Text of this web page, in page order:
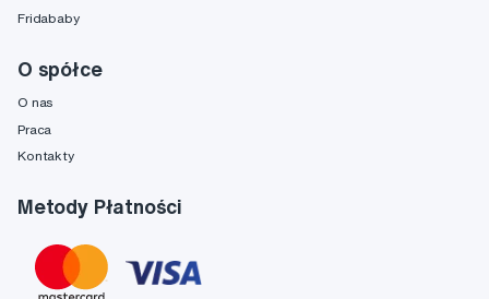
Fridababy
O spółce
O nas
Praca
Kontakty
Metody Płatności